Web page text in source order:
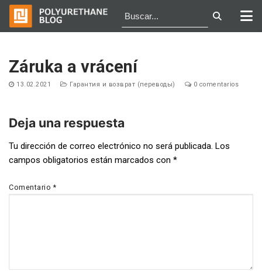
contenido
Záruka a vrácení
13.02.2021 Гарантия и возврат (переводы) 0 comentarios
Navegación
de
entradas
Deja una respuesta
Tu dirección de correo electrónico no será publicada. Los
campos obligatorios están marcados con *
Comentario*